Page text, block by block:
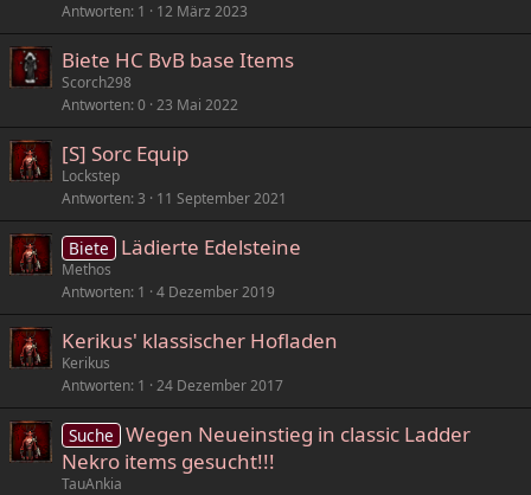
Antworten 1 12 März 2023
Biete HC BvB base Items
Scorch298
Antworten 0 23 Mai 2022
[S] Sorc Equip
Lockstep
Antworten 3 11 September 2021
Biete Lädierte Edelsteine
Methos
Antworten 1 4 Dezember 2019
Kerikus' klassischer Hofladen
Kerikus
Antworten 1 24 Dezember 2017
Suche Wegen Neueinstieg in classic Ladder
Nekro items gesucht!!!
TauAnkia